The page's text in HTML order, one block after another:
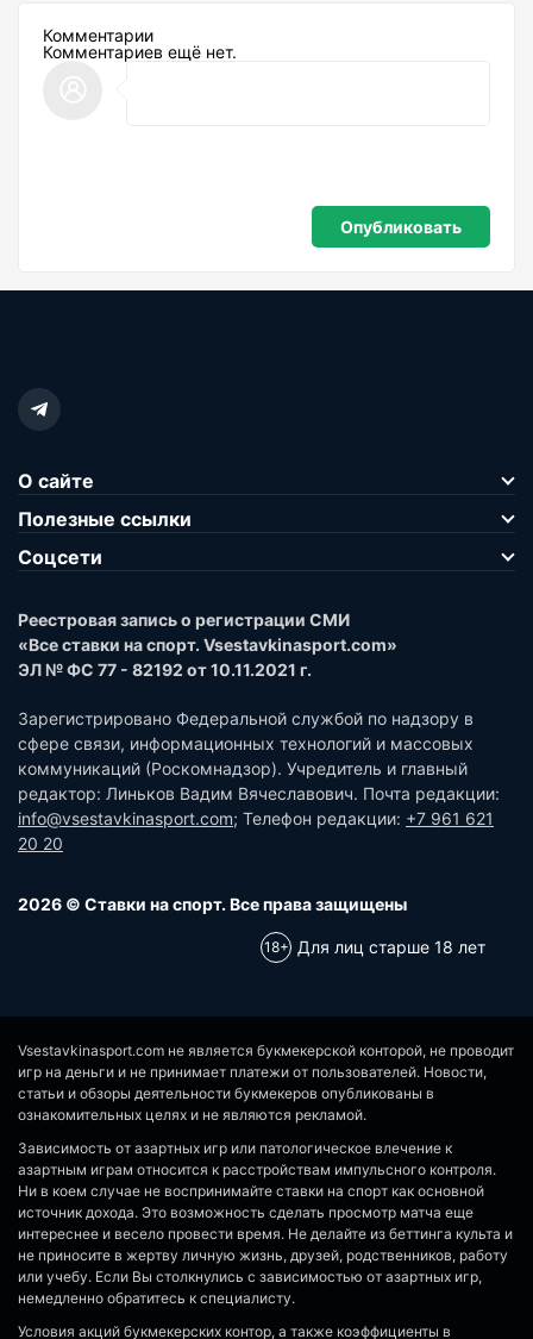
Комментарии
Комментариев ещё нет.
О сайте
Полезные ссылки
Соцсети
Реестровая запись о регистрации СМИ
«Все ставки на спорт. Vsestavkinasport.com»
ЭЛ № ФС 77 - 82192 от 10.11.2021 г.
Зарегистрировано Федеральной службой по надзору в
сфере связи, информационных технологий и массовых
коммуникаций (Роскомнадзор). Учредитель и главный
редактор: Линьков Вадим Вячеславович. Почта редакции:
info@vsestavkinasport.com; Телефон редакции: +7 961 621
20 20
2026 © Ставки на спорт. Все права защищены
Для лиц старше 18 лет
Vsestavkinasport.com не является букмекерской конторой, не проводит
игр на деньги и не принимает платежи от пользователей. Новости,
статьи и обзоры деятельности букмекеров опубликованы в
ознакомительных целях и не являются рекламой.
Зависимость от азартных игр или патологическое влечение к
азартным играм относится к расстройствам импульсного контроля.
Ни в коем случае не воспринимайте ставки на спорт как основной
источник дохода. Это возможность сделать просмотр матча еще
интереснее и весело провести время. Не делайте из беттинга культа и
не приносите в жертву личную жизнь, друзей, родственников, работу
или учебу. Если Вы столкнулись с зависимостью от азартных игр,
немедленно обратитесь к специалисту.
Условия акций букмекерских контор, а также коэффициенты в